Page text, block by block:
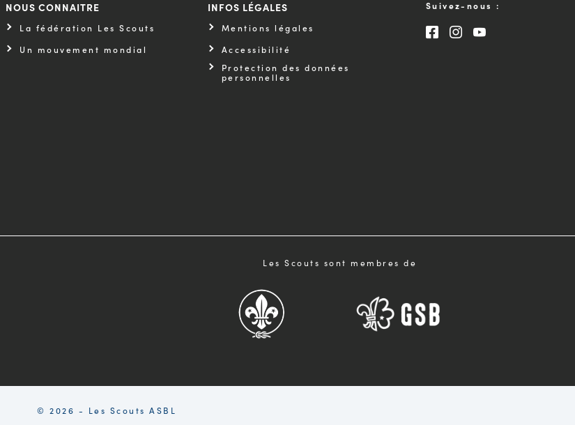
NOUS CONNAITRE
La fédération Les Scouts
Un mouvement mondial
INFOS LÉGALES
Mentions légales
Accessibilité
Protection des données
personnelles
Suivez-nous :
Consultez notre page
Consultez notre
Consultez
Les Scouts sont membres de
© 2026 - Les Scouts ASBL